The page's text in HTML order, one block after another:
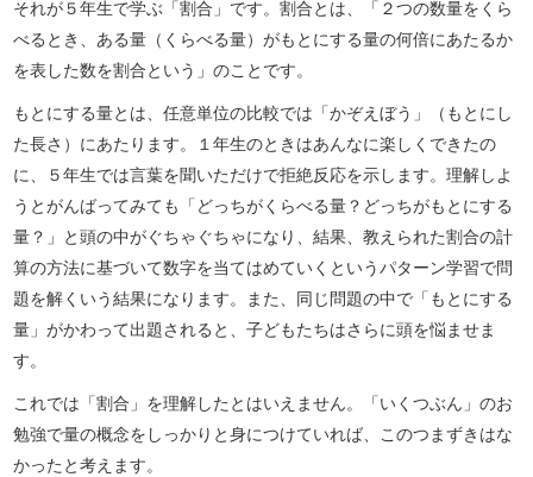
それが５年生で学ぶ「割合」です。割合とは、「２つの数量をくら
べるとき、ある量（くらべる量）がもとにする量の何倍にあたるか
を表した数を割合という」のことです。
もとにする量とは、任意単位の比較では「かぞえぼう」（もとにし
た長さ）にあたります。１年生のときはあんなに楽しくできたの
に、５年生では言葉を聞いただけで拒絶反応を示します。理解しよ
うとがんばってみても「どっちがくらべる量？どっちがもとにする
量？」と頭の中がぐちゃぐちゃになり、結果、教えられた割合の計
算の方法に基づいて数字を当てはめていくというパターン学習で問
題を解くいう結果になります。また、同じ問題の中で「もとにする
量」がかわって出題されると、子どもたちはさらに頭を悩ませま
す。
これでは「割合」を理解したとはいえません。「いくつぶん」のお
勉強で量の概念をしっかりと身につけていれば、このつまずきはな
かったと考えます。